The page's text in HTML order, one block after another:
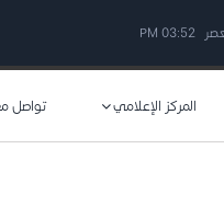
03:52 PM
المركز الإعلامي تواصل